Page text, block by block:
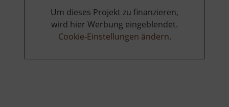
Um dieses Projekt zu finanzieren,
wird hier Werbung eingeblendet.
Cookie-Einstellungen ändern.